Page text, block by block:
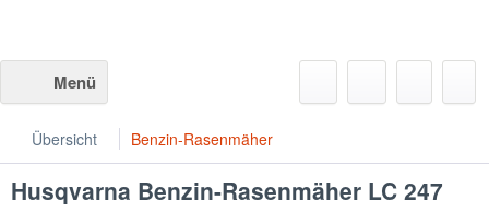
Menü
Übersicht Benzin-Rasenmäher
Husqvarna Benzin-Rasenmäher LC 247